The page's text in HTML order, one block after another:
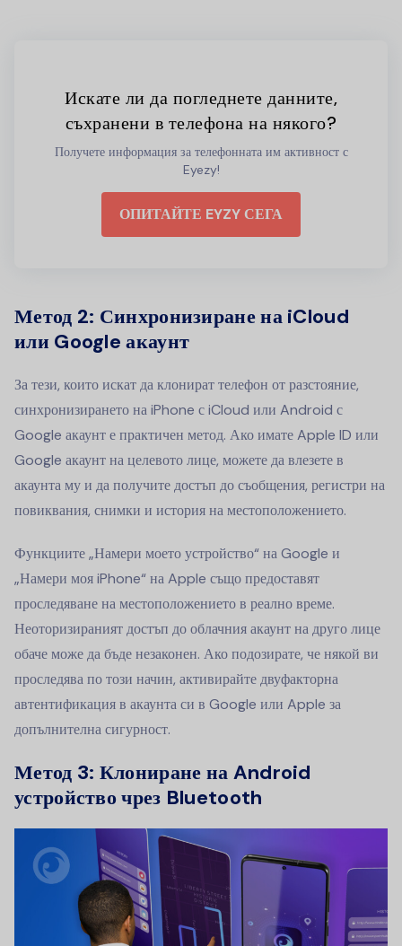
Искате ли да погледнете данните,
съхранени в телефона на някого?
Получете информация за телефонната им активност с
Eyezy!
ОПИТАЙТЕ EYZY СЕГА
Метод 2: Синхронизиране на iCloud
или Google акаунт
За тези, които искат да клонират телефон от разстояние,
синхронизирането на iPhone с iCloud или Android с
Google акаунт е практичен метод. Ако имате Apple ID или
Google акаунт на целевото лице, можете да влезете в
акаунта му и да получите достъп до съобщения, регистри на
повиквания, снимки и история на местоположението.
Функциите „Намери моето устройство“ на Google и
„Намери моя iPhone“ на Apple също предоставят
проследяване на местоположението в реално време.
Неоторизираният достъп до облачния акаунт на друго лице
обаче може да бъде незаконен. Ако подозирате, че някой ви
проследява по този начин, активирайте двуфакторна
автентификация в акаунта си в Google или Apple за
допълнителна сигурност.
Метод 3: Клониране на Android
устройство чрез Bluetooth